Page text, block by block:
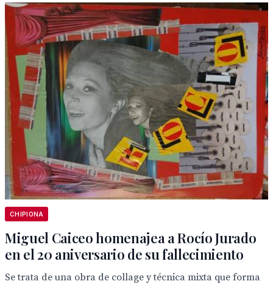
CHIPIONA
Miguel Caiceo homenajea a Rocío Jurado
en el 20 aniversario de su fallecimiento
Se trata de una obra de collage y técnica mixta que forma